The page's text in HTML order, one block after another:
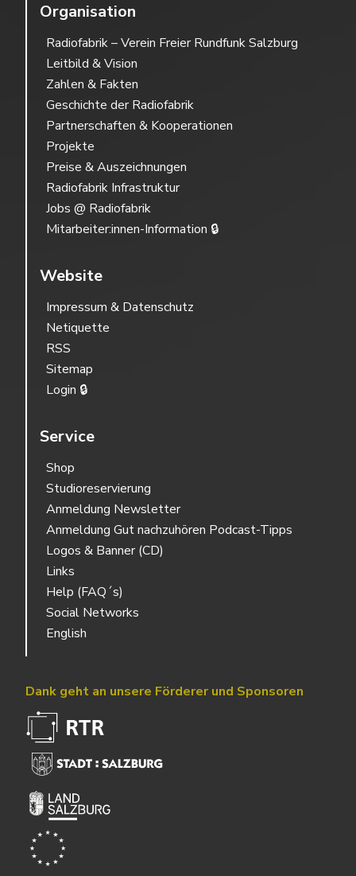
Organisation
Radiofabrik – Verein Freier Rundfunk Salzburg
Leitbild & Vision
Zahlen & Fakten
Geschichte der Radiofabrik
Partnerschaften & Kooperationen
Projekte
Preise & Auszeichnungen
Radiofabrik Infrastruktur
Jobs @ Radiofabrik
Mitarbeiter:innen-Information 🔒
Website
Impressum & Datenschutz
Netiquette
RSS
Sitemap
Login 🔒
Service
Shop
Studioreservierung
Anmeldung Newsletter
Anmeldung Gut nachzuhören Podcast-Tipps
Logos & Banner (CD)
Links
Help (FAQ´s)
Social Networks
English
Dank geht an unsere Förderer und Sponsoren